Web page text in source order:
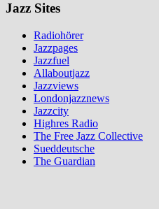
Jazz Sites
Radiohörer
Jazzpages
Jazzfuel
Allaboutjazz
Jazzviews
Londonjazznews
Jazzcity
Highres Radio
The Free Jazz Collective
Sueddeutsche
The Guardian